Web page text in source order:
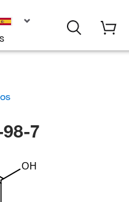
7
OH